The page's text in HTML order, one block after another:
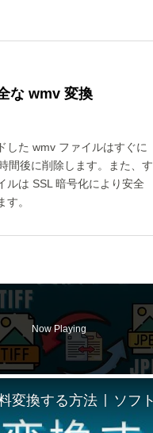
な wmv 変換
した wmv ファイルはすぐに
間後に削除します。また、す
ルは SSL 暗号化により安全
す。
Now Playing